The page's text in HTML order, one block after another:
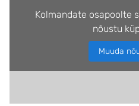
Kolmandate osapoolte
nõustu
Muuda